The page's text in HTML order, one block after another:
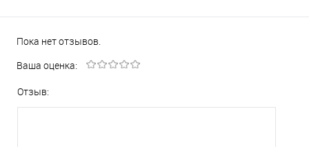
Пока нет отзывов.
Ваша оценка:
Отзыв: